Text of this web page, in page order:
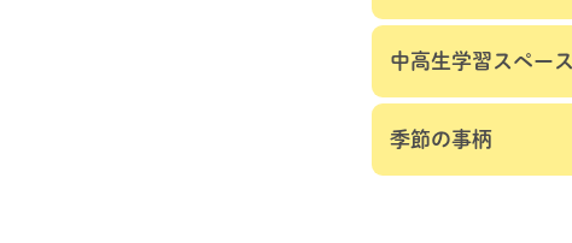
中高生学習スペース
季節の事柄